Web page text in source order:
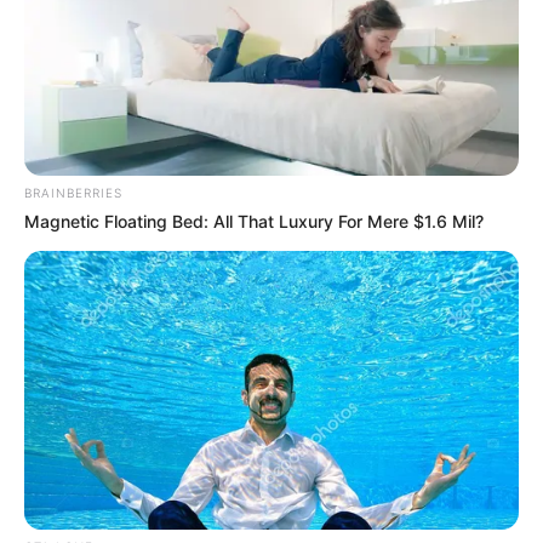
PUBLICAÇÕES RELACIONADAS
Ômega-3 ajuda combater a acne, diz pesquisa.
Agosto 07, 2026
BRASIL
Consumo de ovo pode ajudar a melhorar a memória,
indica pesquisa.
Agosto 07, 2026
MULHER
BRAINBERRIES
Magnetic Floating Bed: All That Luxury For Mere $1.6 Mil?